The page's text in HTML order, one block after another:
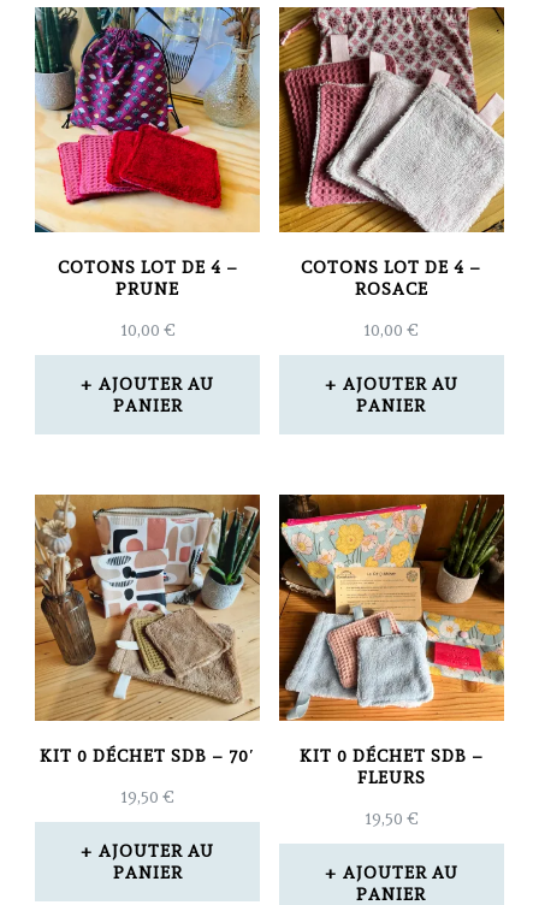
COTONS LOT DE 4 –
PRUNE
10,00 €
AJOUTER AU
PANIER
COTONS LOT DE 4 –
ROSACE
10,00€
AJOUTER AU
PANIER
KIT 0 DÉCHET SDB – 70′
19,50€
AJOUTER AU
PANIER
KIT 0 DÉCHET SDB –
FLEURS
19,50 €
AJOUTER AU
PANIER